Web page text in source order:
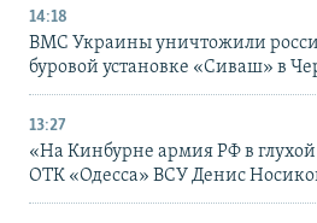
14:18
ВМС Украины уничтожили
буровой установке «Сиваш» в
13:27
«На Кинбурне армия РФ в
ОТК «Одесса» ВСУ Денис